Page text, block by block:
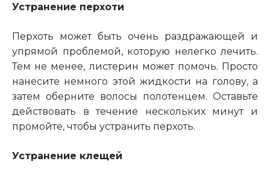
Устранение перхоти
Перхоть может быть очень раздражающей и
упрямой проблемой, которую нелегко лечить.
Тем не менее, листерин может помочь. Просто
нанесите немного этой жидкости на голову, а
затем оберните волосы полотенцем. Оставьте
действовать в течение нескольких минут и
промойте, чтобы устранить перхоть.
Устранение клещей